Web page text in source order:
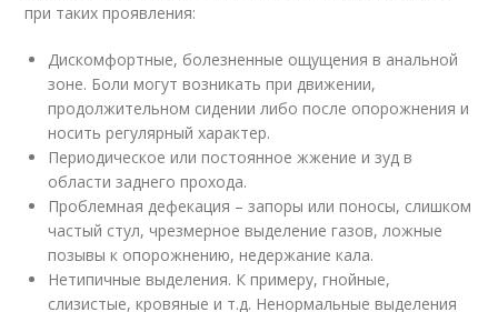
при таких проявления:
Дискомфортные, болезненные ощущения в анальной
зоне. Боли могут возникать при движении,
продолжительном сидении либо после опорожнения и
носить регулярный характер.
Периодическое или постоянное жжение и зуд в
области заднего прохода.
Проблемная дефекация – запоры или поносы, слишком
частый стул, чрезмерное выделение газов, ложные
позывы к опорожнению, недержание кала.
Нетипичные выделения. К примеру, гнойные,
слизистые, кровяные и т.д. Ненормальные выделения